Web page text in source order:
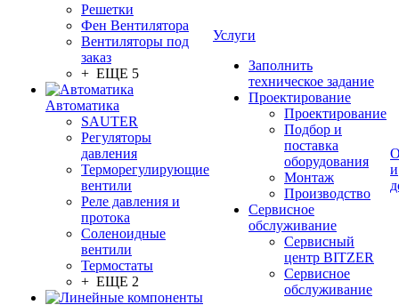
Решетки
Фен Вентилятора
Вентиляторы под
заказ
+ ЕЩЕ 5
Автоматика
SAUTER
Регуляторы
давления
Терморегулирующие
вентили
Реле давления и
протока
Соленоидные
вентили
Термостаты
+ ЕЩЕ 2
Услуги
Заполнить
техническое задание
Проектирование
Проектирование
Подбор и
поставка
оборудования
Монтаж
Производство
Сервисное
обслуживание
Сервисный
центр BITZER
Сервисное
обслуживание
и